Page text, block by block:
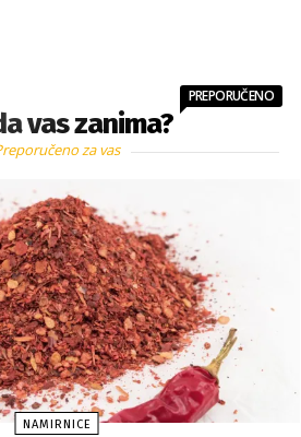
vas zanima?
PREPORUČENO
za vas
NAMIRNICE